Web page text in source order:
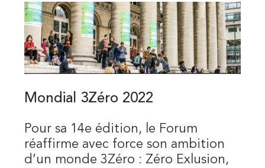
Mondial 3Zéro 2022
Pour sa 14e édition, le Forum
réaffirme avec force son ambition
d’un monde 3Zéro : Zéro Exlusion,